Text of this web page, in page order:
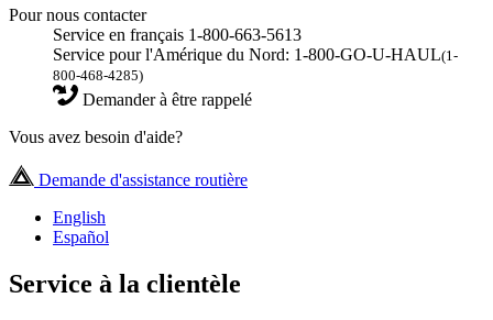
Pour nous contacter
Service en français 1-800-663-5613
Service pour l'Amérique du Nord: 1-800-GO-U-HAUL(1-
800-468-4285)
Demander à être rappelé
Vous avez besoin d'aide?
Demande d'assistance routière
English
Español
Service à la clientèle